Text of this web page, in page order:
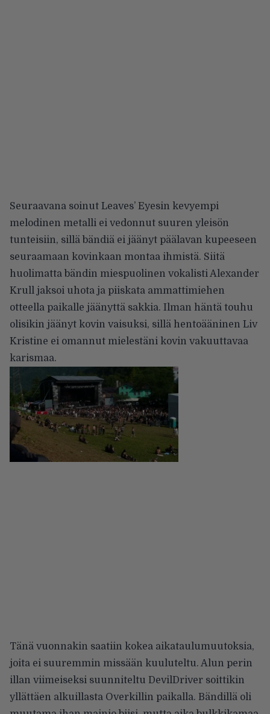
Seuraavana soinut Leaves’ Eyesin kevyempi
melodinen metalli ei vedonnut suuren yleisön
tunteisiin, sillä bändiä ei jäänyt päälavan kupeeseen
seuraamaan kovinkaan montaa ihmistä. Siitä
huolimatta bändin miespuolinen vokalisti Alexander
Krull jaksoi uhota ja piiskata ammattimiehen
otteella paikalle jäänyttä sakkia. Ilman häntä touhu
olisikin jäänyt kovin vaisuksi, sillä hentoääninen Liv
Kristine ei omannut mielestäni kovin vakuuttavaa
karismaa.
Tänä vuonnakin saatiin kokea aikataulumuutoksia,
joita ei suuremmin missään kuuluteltu. Alun perin
illan viimeiseksi suunniteltu DevilDriver soittikin
yllättäen alkuillasta Overkillin paikalla. Bändillä oli